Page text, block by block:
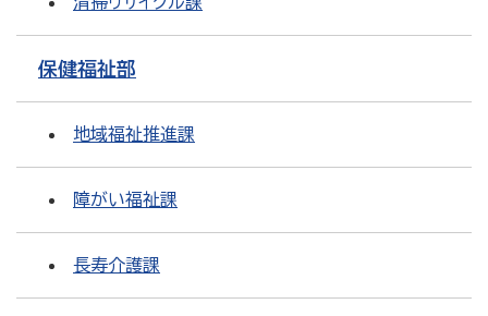
保健福祉部
地域福祉推進課
障がい福祉課
長寿介護課